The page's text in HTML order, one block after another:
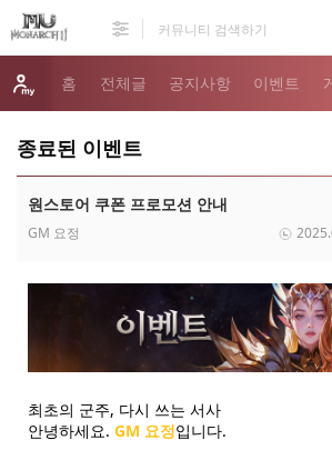
홈 전체글 공지사항 이벤트
종료된 이벤트
원스토어 쿠폰 프로모션 안내
GM 요정
최초의 군주, 다시 쓰는 서사
안녕하세요.GM 요정입니다.